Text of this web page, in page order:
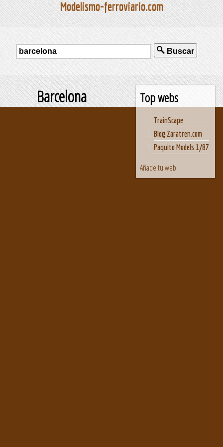
Modelismo-ferroviario.com
Buscar
Top webs
TrainScape
Blog Zaratren.com
Paquito Models 1/87
Añade tu web
Barcelona